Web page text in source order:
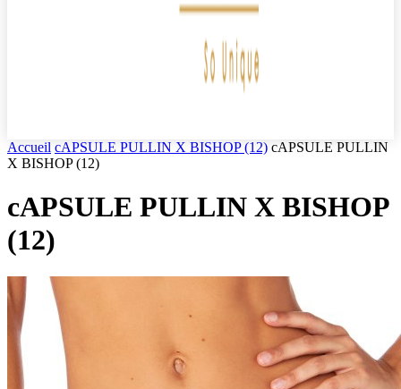
Accueil cAPSULE PULLIN X BISHOP (12) cAPSULE PULLIN
X BISHOP (12)
cAPSULE PULLIN X BISHOP
(12)